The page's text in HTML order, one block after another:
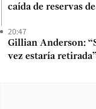
caída de reservas
20:47
Gillian Anderson:
vez estaría retirada”